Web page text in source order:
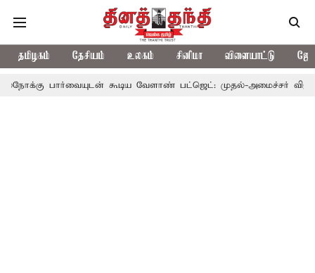
தமிழகம் தேசியம் உலகம் சினிமா விளையாட்டு
கூடிய வேளாண் பட்ஜெட்: முதல்-அமைச்சர் விஜய்